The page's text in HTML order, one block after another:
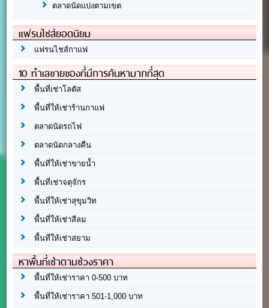
ตลาดนัดแบ่งตามเขต
แฟรนไชส์ยอดนิยม
แฟรนไชส์กาแฟ
10 ทำเลขายของที่มีการค้นหามากที่สุด
พื้นที่เช่าโลตัส
พื้นที่ให้เช่าร้านกาแฟ
ตลาดนัดรถไฟ
ตลาดนัดกลางคืน
พื้นที่ให้เช่าขายน้ำ
พื้นที่เช่าจตุจักร
พื้นที่ให้เช่าสุขุมวิท
พื้นที่ให้เช่าสีลม
พื้นที่ให้เช่าสยาม
หาพื้นที่เช่าตามช่วงราคา
พื้นที่ให้เช่าราคา 0-500 บาท
พื้นที่ให้เช่าราคา 501-1,000 บาท